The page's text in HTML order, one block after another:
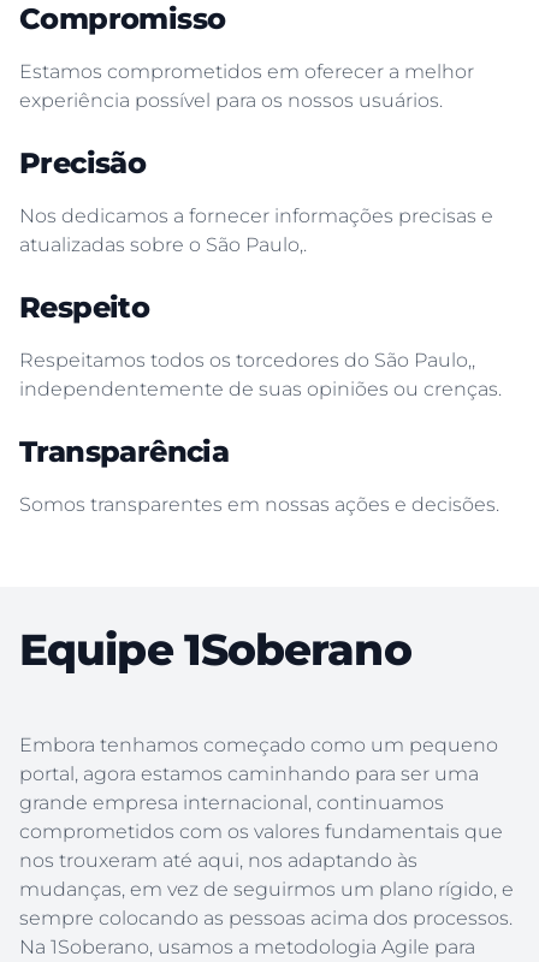
Compromisso
Estamos comprometidos em oferecer a melhor
experiência possível para os nossos usuários.
Precisão
Nos dedicamos a fornecer informações precisas e
atualizadas sobre o São Paulo,.
Respeito
Respeitamos todos os torcedores do São Paulo,,
independentemente de suas opiniões ou crenças.
Transparência
Somos transparentes em nossas ações e decisões.
Equipe 1Soberano
Embora tenhamos começado como um pequeno
portal, agora estamos caminhando para ser uma
grande empresa internacional, continuamos
comprometidos com os valores fundamentais que
nos trouxeram até aqui, nos adaptando às
mudanças, em vez de seguirmos um plano rígido, e
sempre colocando as pessoas acima dos processos.
Na 1Soberano, usamos a metodologia Agile para